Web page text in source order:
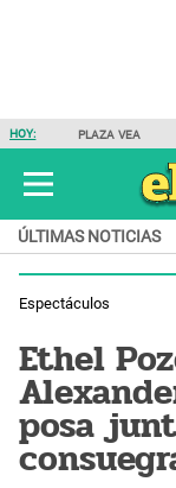
HOY: PLAZA VEA
ÚLTIMAS NOTICIAS
Espectáculos
Ethel
posa